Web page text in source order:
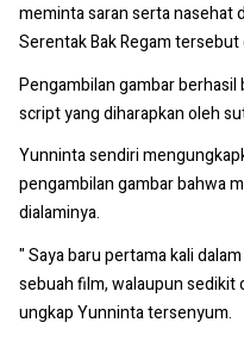
meminta saran serta nasehat
Serentak Bak Regam
Pengambilan gambar
script yang diharapkan oleh
Yunninta sendiri
pengambilan gambar bahwa
dialaminya.
" Saya baru pertama kali
sebuah film, walaupun sedikit
ungkap Yunninta tersenyum.